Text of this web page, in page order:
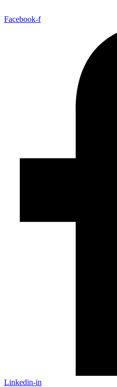
Facebook-f
Linkedin-in